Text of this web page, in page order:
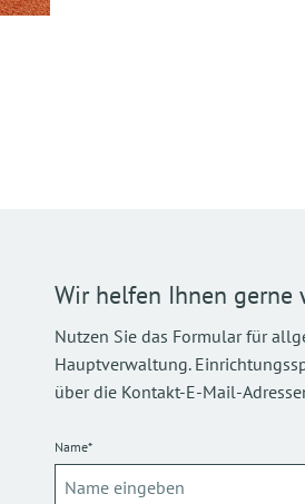
Wir helfen Ihnen gerne
Nutzen Sie das Formular für
Hauptverwaltung.
über die Kontakt-E-Mail-
Name*